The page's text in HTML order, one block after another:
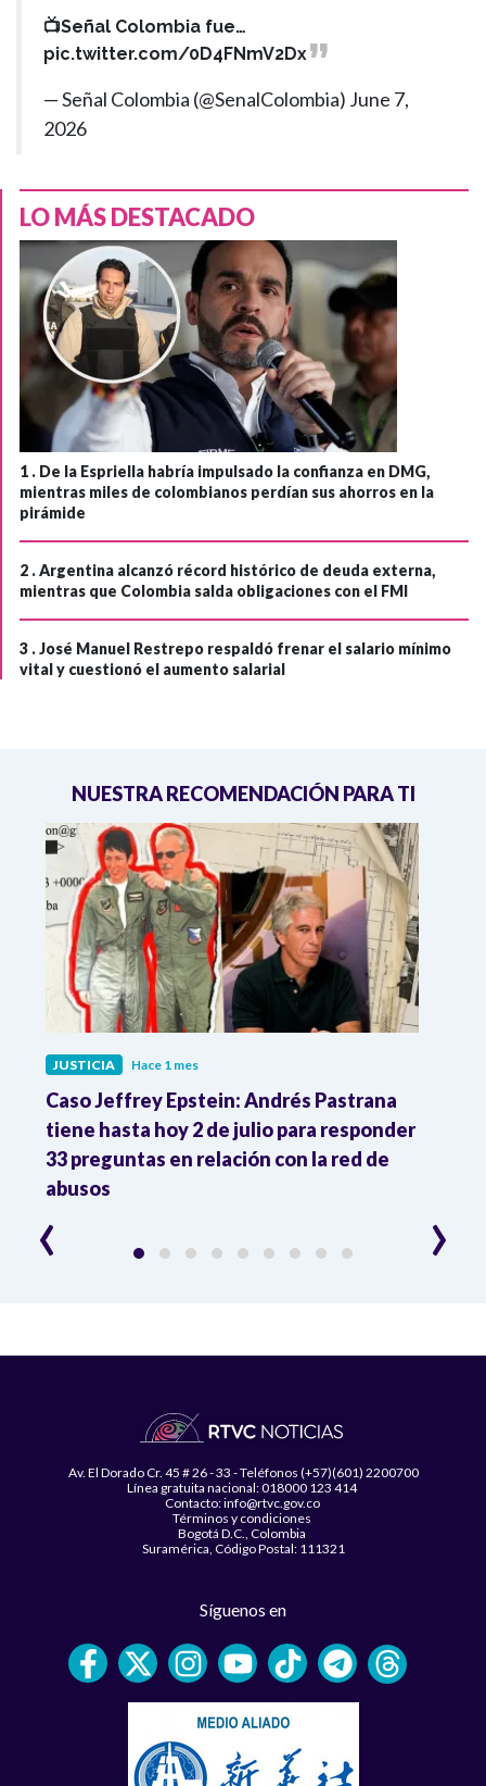
📺Señal Colombia fue…
pic.twitter.com/0D4FNmV2Dx
— Señal Colombia (@SenalColombia) June 7,
2026
LO MÁS DESTACADO
1 . De la Espriella habría impulsado la confianza en DMG,
mientras miles de colombianos perdían sus ahorros en la
pirámide
2 .Argentina alcanzó récord histórico de deuda externa,
mientras que Colombia salda obligaciones con el FMI
3 .José Manuel Restrepo respaldó frenar el salario mínimo
vital y cuestionó el aumento salarial
NUESTRA RECOMENDACIÓN PARA TI
JUSTICIA Hace 1 mes
Caso Jeffrey Epstein: Andrés Pastrana
tiene hasta hoy 2 de julio para responder
33 preguntas en relación con la red de
abusos
‹ ›
Av. El Dorado Cr. 45 # 26 - 33 - Teléfonos (+57)(601) 2200700
Línea gratuita nacional: 018000 123 414
Contacto: info@rtvc.gov.co
Términos y condiciones
Bogotá D.C., Colombia
Suramérica, Código Postal: 111321
Síguenos en